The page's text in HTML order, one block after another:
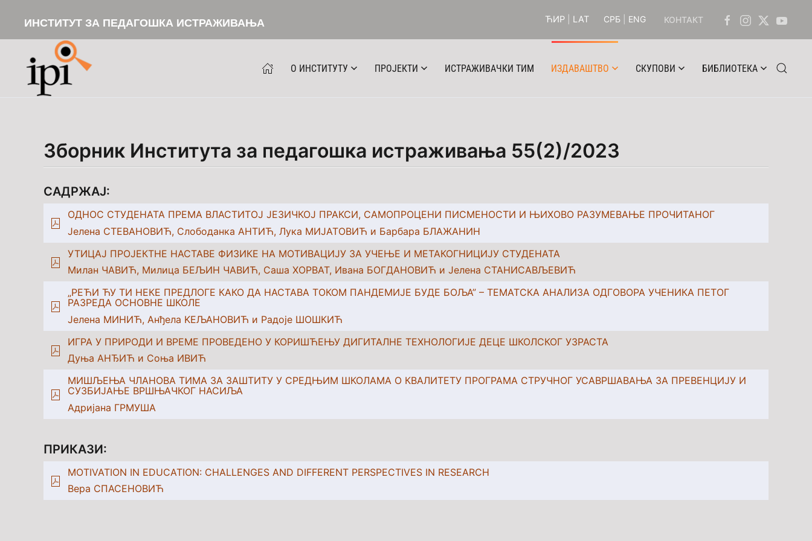
ИНСТИТУТ ЗА ПЕДАГОШКА ИСТРАЖИВАЊА ЋИР LAT СРБ ENG КОНТАКТ
О ИНСТИТУТУ ПРОЈЕКТИ ИСТРАЖИВАЧКИ ТИМ ИЗДАВАШТВО СКУПОВИ БИБЛИОТЕКА
Зборник Института за педагошка истраживања 55(2)/2023
САДРЖАЈ:
ОДНОС СТУДЕНАТА ПРЕМА ВЛАСТИТОЈ ЈЕЗИЧКОЈ ПРАКСИ, САМОПРОЦЕНИ ПИСМЕНОСТИ И ЊИХОВО РАЗУМЕВАЊЕ ПРОЧИТАНОГ
Јелена СТЕВАНОВИЋ, Слободанка АНТИЋ, Лука МИЈАТОВИЋ и Барбара БЛАЖАНИН
УТИЦАЈ ПРОЈЕКТНЕ НАСТАВЕ ФИЗИКЕ НА МОТИВАЦИЈУ ЗА УЧЕЊЕ И МЕТАКОГНИЦИЈУ СТУДЕНАТА
Милан ЧАВИЋ, Милица БЕЉИН ЧАВИЋ, Саша ХОРВАТ, Ивана БОГДАНОВИЋ и Јелена СТАНИСАВЉЕВИЋ
„РЕЋИ ЋУ ТИ НЕКЕ ПРЕДЛОГЕ КАКО ДА НАСТАВА ТОКОМ ПАНДЕМИЈЕ БУДЕ БОЉА” – ТЕМАТСКА АНАЛИЗА ОДГОВОРА УЧЕНИКА ПЕТОГ
РАЗРЕДА ОСНОВНЕ ШКОЛЕ
Јелена МИНИЋ, Aнђела KEЉАНОВИЋ и Радоје ШОШКИЋ
ИГРА У ПРИРОДИ И ВРЕМЕ ПРОВЕДЕНО У КОРИШЋЕЊУ ДИГИТАЛНЕ ТЕХНОЛОГИЈЕ ДЕЦЕ ШКОЛСКОГ УЗРАСТА
Дуња АНЂИЋ и Соња ИВИЋ
МИШЉЕЊА ЧЛАНОВА ТИМА ЗА ЗАШТИТУ У СРЕДЊИМ ШКОЛАМА О КВАЛИТЕТУ ПРОГРАМА СТРУЧНОГ УСАВРШАВАЊА ЗА ПРЕВЕНЦИЈУ И
СУЗБИЈАЊЕ ВРШЊАЧКОГ НАСИЉА
Адријана ГРМУША
ПРИКАЗИ:
MOTIVATION IN EDUCATION: CHALLENGES AND DIFFERENT PERSPECTIVES IN RESEARCH
Вера СПАСЕНОВИЋ